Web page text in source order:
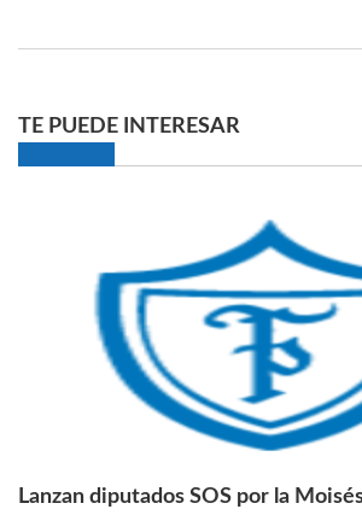
TE PUEDE INTERESAR
Lanzan diputados SOS por la